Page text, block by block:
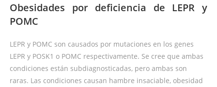
Obesidades por deficiencia de LEPR y
POMC
LEPR y POMC son causados por mutaciones en los genes
LEPR y POSK1 o POMC respectivamente. Se cree que ambas
condiciones están subdiagnosticadas, pero ambas son
raras. Las condiciones causan hambre insaciable, obesidad